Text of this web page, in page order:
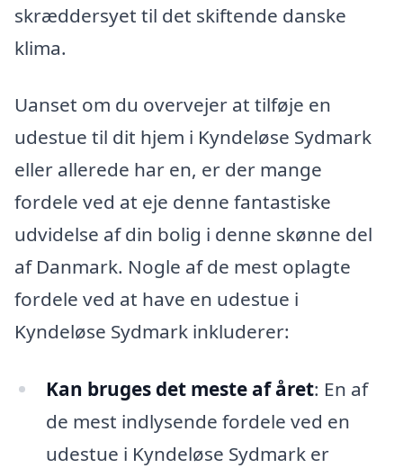
skræddersyet til det skiftende danske
klima.
Uanset om du overvejer at tilføje en
udestue til dit hjem i Kyndeløse Sydmark
eller allerede har en, er der mange
fordele ved at eje denne fantastiske
udvidelse af din bolig i denne skønne del
af Danmark. Nogle af de mest oplagte
fordele ved at have en udestue i
Kyndeløse Sydmark inkluderer:
Kan bruges det meste af året: En af
de mest indlysende fordele ved en
udestue i Kyndeløse Sydmark er